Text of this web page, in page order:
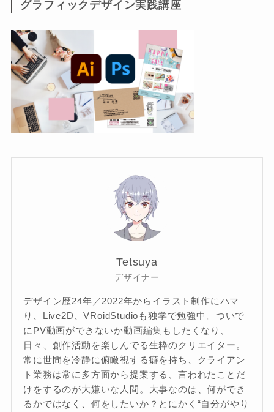
グラフィックデザイン実践講座
Tetsuya
デザイナー
デザイン歴24年／2022年からイラスト制作にハマ
り、Live2D、VRoidStudioも独学で勉強中。ついで
にPV動画ができないか動画編集もしたくなり、
日々、創作活動を楽しんでる生粋のクリエイター。
常に世間を冷静に俯瞰視する癖を持ち、クライアン
ト業務は常に多方面から提案する、言われたことだ
けをするのが大嫌いな人間。大事なのは、何ができ
るかではなく、何をしたいか？とにかく“自分がやり